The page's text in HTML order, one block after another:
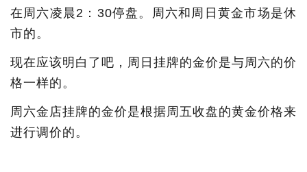
在周六凌晨2：30停盘。周六和周日黄金市场是休
市的。
现在应该明白了吧，周日挂牌的金价是与周六的价
格一样的。
周六金店挂牌的金价是根据周五收盘的黄金价格来
进行调价的。